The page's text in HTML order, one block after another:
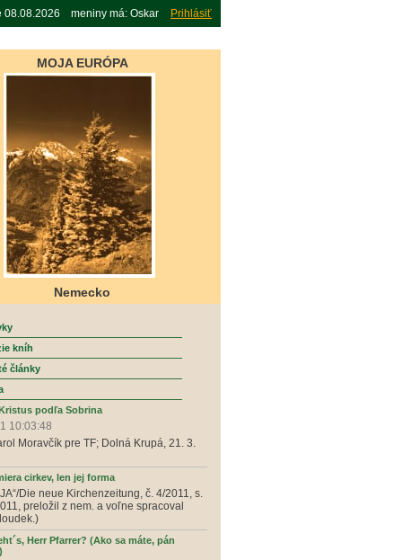
08.08.2026 meniny má: Oskar Prihlásiť
MOJA EURÓPA
Nemecko
kníh
články
podľa Sobrina
10:03:48
Moravčík pre TF; Dolná Krupá, 21. 3.
cirkev, len jej forma
Die neue Kirchenzeitung, č. 4/2011, s.
preložil z nem. a voľne spracoval
Herr Pfarrer? (Ako sa máte, pán